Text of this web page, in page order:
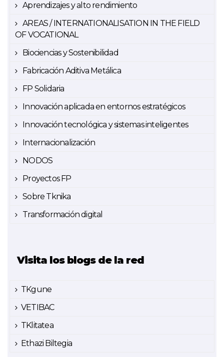
Aprendizajes y alto rendimiento
AREAS / INTERNATIONALISATION IN THE FIELD
OF VOCATIONAL
Biociencias y Sostenibilidad
Fabricación Aditiva Metálica
FP Solidaria
Innovación aplicada en entornos estratégicos
Innovación tecnológica y sistemas inteligentes
Internacionalización
NODOS
Proyectos FP
Sobre Tknika
Transformación digital
Visita los blogs de la red
TKgune
VETIBAC
TKlitatea
Ethazi Biltegia